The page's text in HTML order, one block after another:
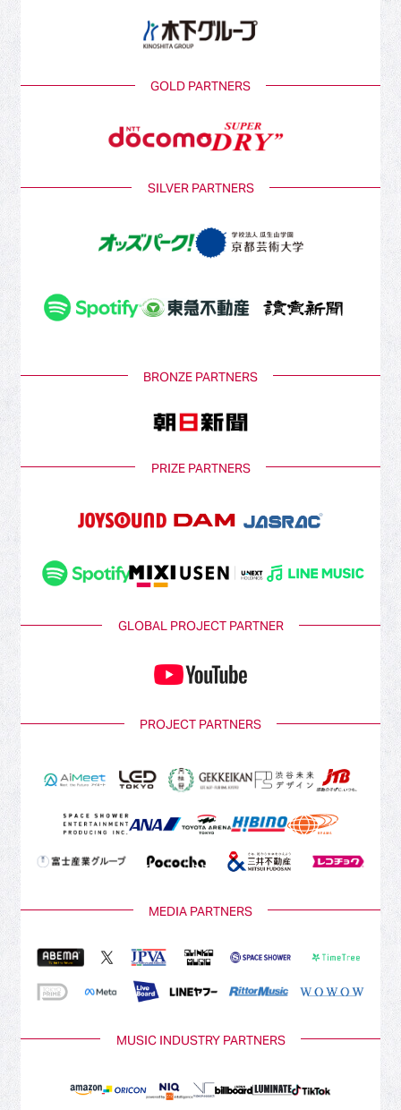
GOLD PARTNERS
SILVER PARTNERS
BRONZE PARTNERS
PRIZE PARTNERS
GLOBAL PROJECT PARTNER
PROJECT PARTNERS
MEDIA PARTNERS
MUSIC INDUSTRY PARTNERS